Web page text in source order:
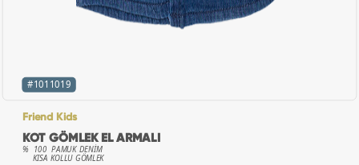
#1011019
Friend Kids
KOT GÖMLEK EL ARMALI
% 100 PAMUK DENİM
KISA KOLLU GÖMLEK